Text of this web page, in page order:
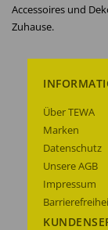
Accessoires und
Zuhause.
Über TEWA
Marken
Datenschutz
Unsere AGB
Impressum